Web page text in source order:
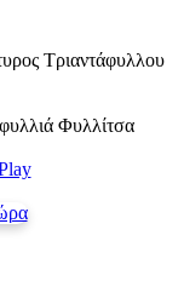
Τριαντάφυλλου
Φυλλίτσα